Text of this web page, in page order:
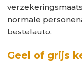
normale
bestelauto.
Geel of grijs